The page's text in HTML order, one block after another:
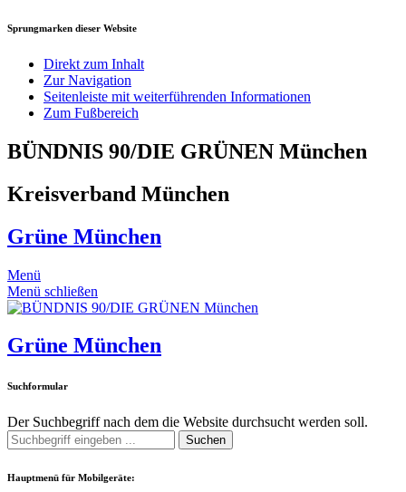
Sprungmarken dieser Website
Direkt zum Inhalt
Zur Navigation
Seitenleiste mit weiterführenden Informationen
Zum Fußbereich
BÜNDNIS 90/DIE GRÜNEN München
Kreisverband München
Grüne München
Menü
Menü schließen
Grüne München
Suchformular
Der Suchbegriff nach dem die Website durchsucht werden soll.
Suchen
Hauptmenü für Mobilgeräte: